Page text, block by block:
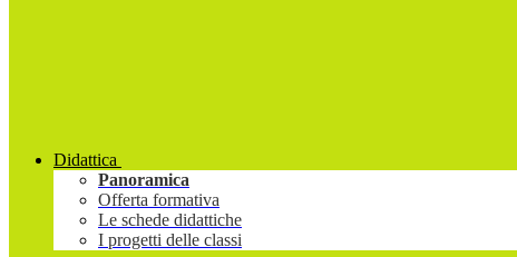
Didattica
Panoramica
Offerta formativa
Le schede didattiche
I progetti delle classi